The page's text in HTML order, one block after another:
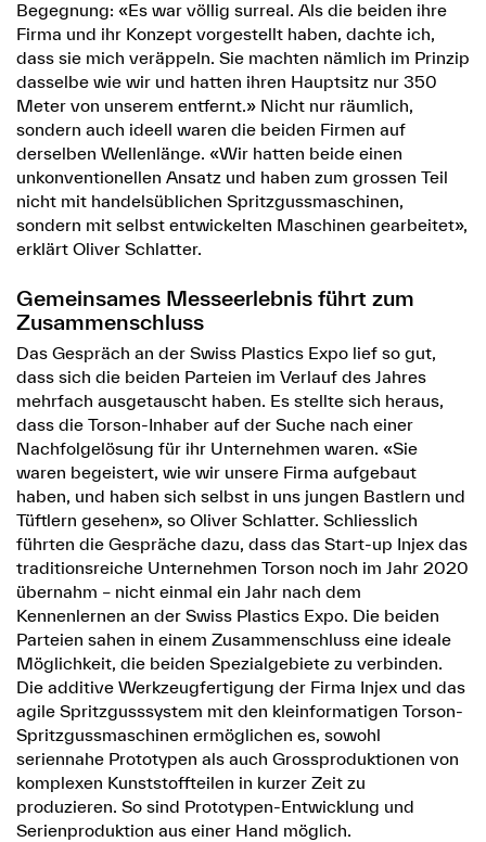
Begegnung: «Es war völlig surreal. Als die beiden ihre
Firma und ihr Konzept vorgestellt haben, dachte ich,
dass sie mich veräppeln. Sie machten nämlich im Prinzip
dasselbe wie wir und hatten ihren Hauptsitz nur 350
Meter von unserem entfernt.» Nicht nur räumlich,
sondern auch ideell waren die beiden Firmen auf
derselben Wellenlänge. «Wir hatten beide einen
unkonventionellen Ansatz und haben zum grossen Teil
nicht mit handelsüblichen Spritzgussmaschinen,
sondern mit selbst entwickelten Maschinen gearbeitet»,
erklärt Oliver Schlatter.
Gemeinsames Messeerlebnis führt zum
Zusammenschluss
Das Gespräch an der Swiss Plastics Expo lief so gut,
dass sich die beiden Parteien im Verlauf des Jahres
mehrfach ausgetauscht haben. Es stellte sich heraus,
dass die Torson-Inhaber auf der Suche nach einer
Nachfolgelösung für ihr Unternehmen waren. «Sie
waren begeistert, wie wir unsere Firma aufgebaut
haben, und haben sich selbst in uns jungen Bastlern und
Tüftlern gesehen», so Oliver Schlatter. Schliesslich
führten die Gespräche dazu, dass das Start-up Injex das
traditionsreiche Unternehmen Torson noch im Jahr 2020
übernahm – nicht einmal ein Jahr nach dem
Kennenlernen an der Swiss Plastics Expo. Die beiden
Parteien sahen in einem Zusammenschluss eine ideale
Möglichkeit, die beiden Spezialgebiete zu verbinden.
Die additive Werkzeugfertigung der Firma Injex und das
agile Spritzgusssystem mit den kleinformatigen Torson-
Spritzgussmaschinen ermöglichen es, sowohl
seriennahe Prototypen als auch Grossproduktionen von
komplexen Kunststoffteilen in kurzer Zeit zu
produzieren. So sind Prototypen-Entwicklung und
Serienproduktion aus einer Hand möglich.